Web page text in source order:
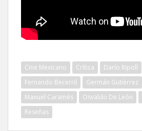
Cine Mexicano Crítica Darío Ripoll
Fernando Becerril
Germán Gutiérrez
Manuel Caramés
Osvaldo De León
Reseñas